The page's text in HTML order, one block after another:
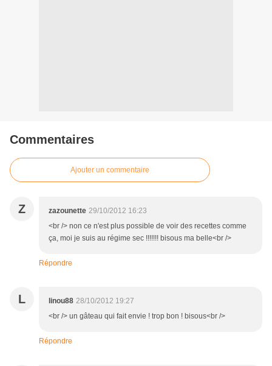
Commentaires
Ajouter un commentaire
Z zazounette 29/10/2012 16:23
<br /> non ce n'est plus possible de voir des recettes comme
ça, moi je suis au régime sec !!!!!!! bisous ma belle<br />
Répondre
L linou88 28/10/2012 19:27
<br /> un gâteau qui fait envie ! trop bon ! bisous<br />
Répondre